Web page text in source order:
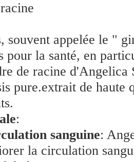
souvent appelée le "
pour la santé, en
de racine d'Angelica
pure.extrait de
:
sanguine:
la circulation